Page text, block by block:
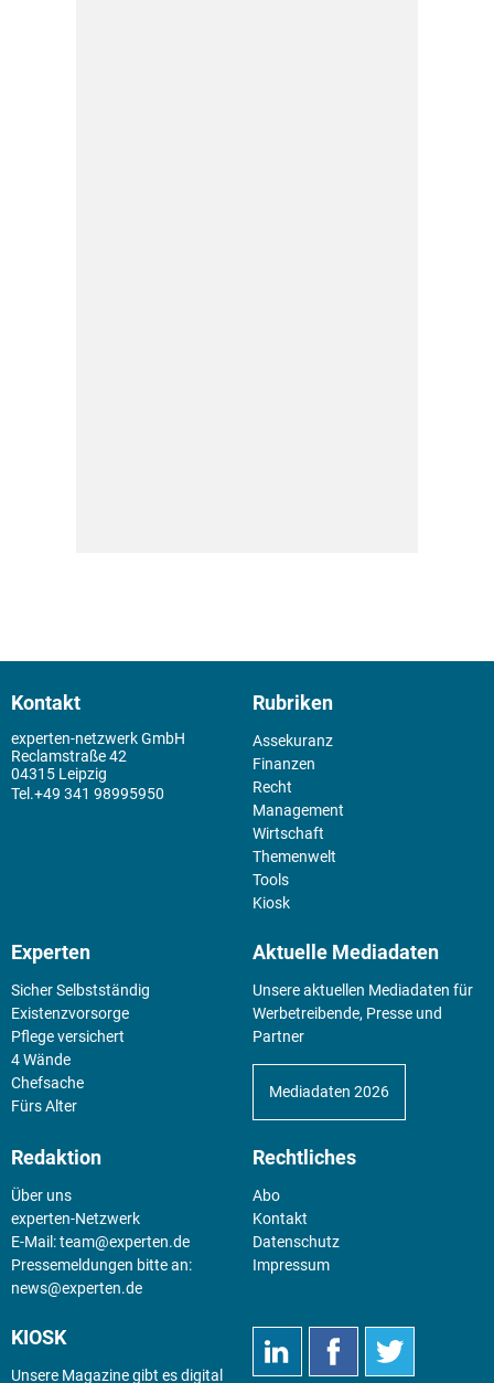
Kontakt
experten-netzwerk GmbH
Reclamstraße 42
04315 Leipzig
+49 341 98995950
Rubriken
Assekuranz
Finanzen
Recht
Management
Wirtschaft
Themenwelt
Tools
Kiosk
Experten
Sicher Selbstständig
Existenz­vorsorge
Pflege versichert
4 Wände
Chefsache
Fürs Alter
Aktuelle Mediadaten
Unsere aktuellen Mediadaten für
Werbetreibende, Presse und
Partner
Mediadaten 2026
Redaktion
Über uns
experten-Netzwerk
E-Mail:team@experten.de
Pressemeldungen bitte an:
news@experten.de
Rechtliches
Abo
Kontakt
Datenschutz
Impressum
KIOSK
Unsere Magazine gibt es digital